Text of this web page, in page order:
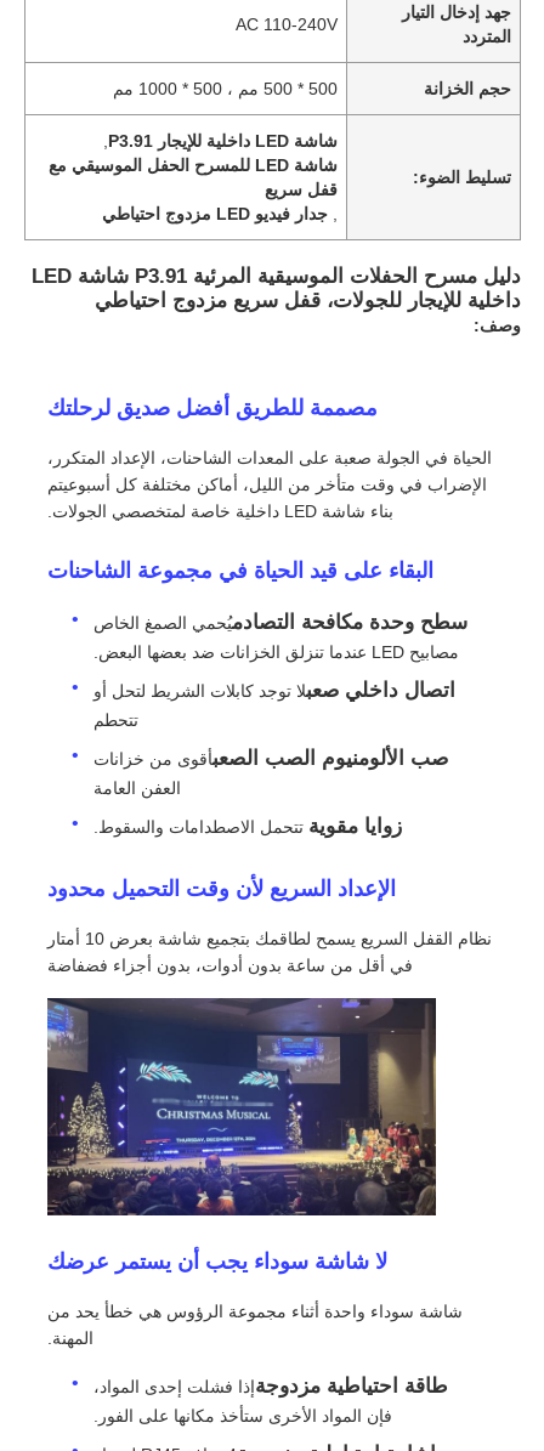
عرض الواقع الافتراضي
معلومات عنا
جولة في المصنع
ضبط الجودة
جهد إدخال التيار
المتردد
AC 110-240V
حجم الخزانة 500 * 500 مم ، 500 * 1000 مم
تسليط الضوء:
شاشة LED داخلية للإيجار P3.91
شاشة LED للمسرح الحفل الموسيقي مع
قفل سريع
,جدار فيديو LED مزدوج احتياطي
دليل مسرح الحفلات الموسيقية المرئية P3.91 شاشة LED
داخلية للإيجار للجولات، قفل سريع مزدوج احتياطي
وصف:
مصممة للطريق أفضل صديق لرحلتك
الحياة في الجولة صعبة على المعدات الشاحنات، الإعداد المتكرر،
الإضراب في وقت متأخر من الليل، أماكن مختلفة كل أسبوعيتم
بناء شاشة LED داخلية خاصة لمتخصصي الجولات.
البقاء على قيد الحياة في مجموعة الشاحنات
سطح وحدة مكافحة التصادميُحمي الصمغ الخاص
مصابيح LED عندما تنزلق الخزانات ضد بعضها البعض.
اتصال داخلي صعبلا توجد كابلات الشريط لتحل أو
تتحطم
صب الألومنيوم الصب الصعبأقوى من خزانات
العفن العامة
زوايا مقوية ‬ تتحمل الاصطدامات والسقوط.
الإعداد السريع لأن وقت التحميل محدود
نظام القفل السريع يسمح لطاقمك بتجميع شاشة بعرض 10 أمتار
في أقل من ساعة بدون أدوات، بدون أجزاء فضفاضة
لا شاشة سوداء يجب أن يستمر عرضك
شاشة سوداء واحدة أثناء مجموعة الرؤوس هي خطأ يحد من
المهنة.
طاقة احتياطية مزدوجةإذا فشلت إحدى المواد،
فإن المواد الأخرى ستأخذ مكانها على الفور.